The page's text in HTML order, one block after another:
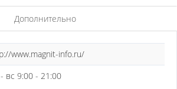
Дополнительно
www.magnit-info.ru/
вс 9:00 - 21:00